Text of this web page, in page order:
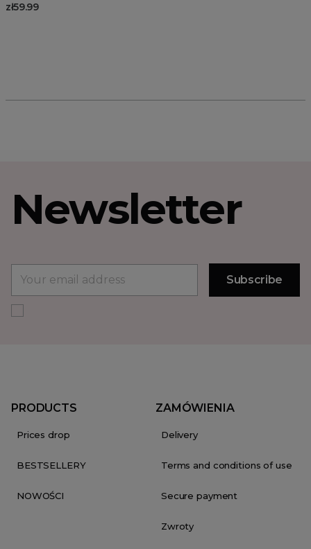
zł59.99
Newsletter
PRODUCTS
Prices drop
BESTSELLERY
NOWOŚCI
ZAMÓWIENIA
Delivery
Terms and conditions of use
Secure payment
Zwroty